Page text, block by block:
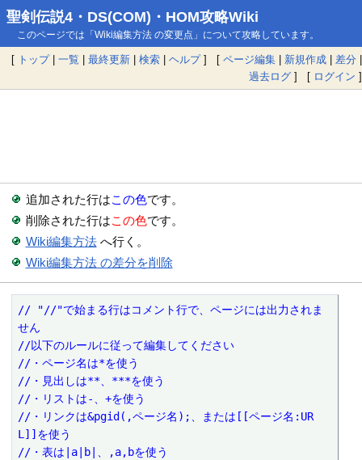
聖剣伝説4・DS(COM)・HOM攻略Wiki
このページでは「Wiki編集方法 の変更点」について攻略しています。
[ トップ| 一覧 | 最終更新 | 検索 | ヘルプ] [ ページ編集 | 新規作成 | 差分 |
過去ログ ] [ ログイン ]
追加された行はこの色です。
削除された行はこの色です。
Wiki編集方法へ行く。
Wiki編集方法 の差分を削除
// "//"で始まる行はコメント行で、ページには出力されま
せん
//以下のルールに従って編集してください
//・ページ名は*を使う
//・見出しは**、***を使う
//・リストは-、+を使う
//・リンクは&pgid(,ページ名);、または[[ページ名:UR
L]]を使う
//・表は|a|b|、,a,bを使う